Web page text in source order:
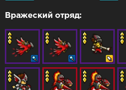
Вражеский отряд: